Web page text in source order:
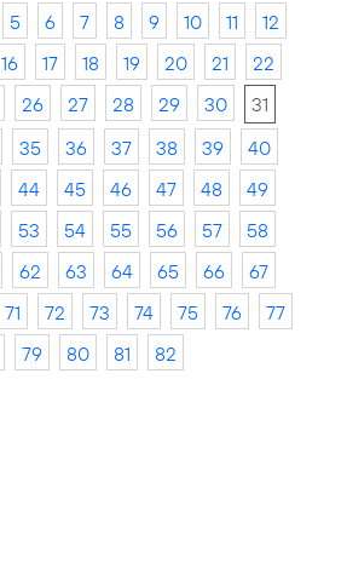
5 6 7 8 9 10 11
12
16 17 18 19 20 21
22
26 27 28 29 30
31
35 36 37 38 39
40
44 45 46 47 48
49
53 54 55 56 57
58
62 63 64 65 66
67
71 72 73 74 75 76
77
79 80 81 82